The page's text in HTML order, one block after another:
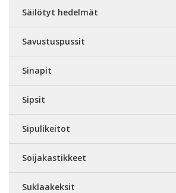
Säilötyt hedelmät
Savustuspussit
Sinapit
Sipsit
Sipulikeitot
Soijakastikkeet
Suklaakeksit